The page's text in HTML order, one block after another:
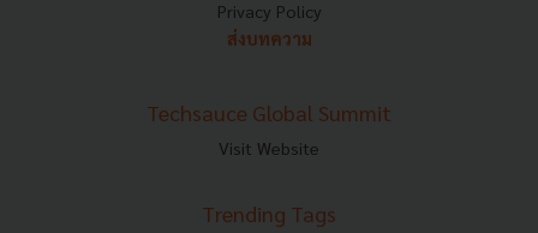
Privacy Policy
ส่งบทความ
Techsauce Global Summit
Visit Website
Trending Tags